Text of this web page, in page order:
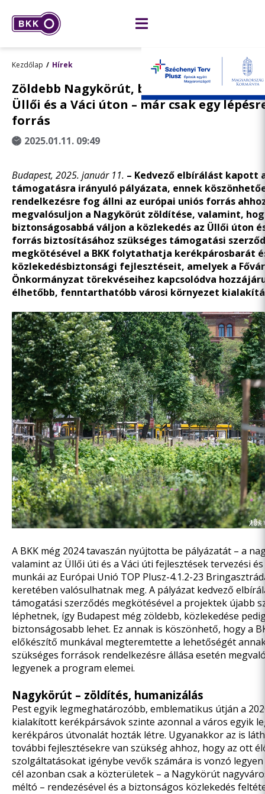
Kezdőlap Hírek
Zöldebb Nagykörút, biztonságosabb
Üllői és a Váci úton – már csak egy
forrás
2025.01.11. 09:49
Budapest, 2025. január 11. – Kedvező elbírálást kapott
támogatásra irányuló pályázata, ennek
rendelkezésre fog állni az európai uniós forrás
megvalósuljon a Nagykörút zöldítése, valamint,
biztonságosabbá váljon a közlekedés az Üllői úton
forrás biztosításához szükséges támogatási
megkötésével a BKK folytathatja kerékpárosbarát
közlekedésbiztonsági fejlesztéseit, amelyek a
Önkormányzat törekvéseihez kapcsolódva
élhetőbb, fenntarthatóbb városi környezet
A BKK még 2024 tavaszán nyújtotta be pályázatát – a
valamint az Üllői úti és a Váci úti fejlesztések tervezési
munkái az Európai Unió TOP Plusz-4.1.2-23
keretében valósulhatnak meg. A pályázat kedvező
támogatási szerződés megkötésével a projektek újabb
léphetnek, így Budapest még zöldebb, közlekedése
biztonságosabb lehet. Ez annak is köszönhető, hogy a
előkészítő munkával megteremtette a lehetőségét
szükséges források rendelkezésre állása esetén
legyenek a program elemei.
Nagykörút – zöldítés, humanizálás
Pest egyik legmeghatározóbb, emblematikus útján a
kialakított kerékpársávok szinte azonnal a város egyik
kerékpáros útvonalát hozták létre. Ugyanakkor az is
további fejlesztésekre van szükség ahhoz, hogy az ott
szolgáltatásokat igénybe vevők számára is vonzó legyen
cél azonban csak a közterületek – a Nagykörút
méltó – rendezésével és a biztonságos közlekedés